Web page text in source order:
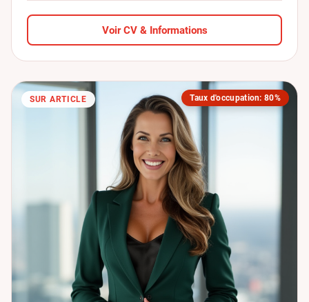
Voir CV & Informations
Taux d'occupation: 80%
SUR ARTICLE